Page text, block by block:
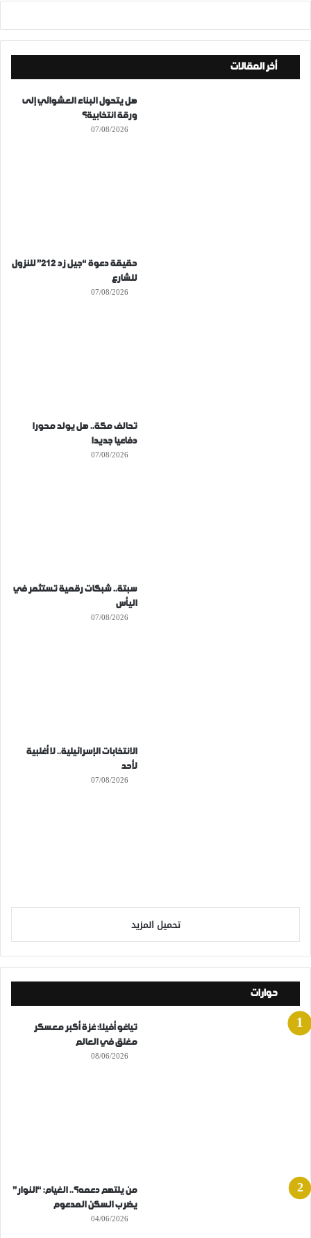
أخر المقالات
هل يتحول البناء العشوائي إلى
ورقة انتخابية؟
07/08/2026
حقيقة دعوة “جيل زد 212” للنزول
للشارع
07/08/2026
تحالف مكة.. هل يولد محورا
دفاعيا جديدا
07/08/2026
سبتة.. شبكات رقمية تستثمر في
اليأس
07/08/2026
الانتخابات الإسرائيلية.. لا أغلبية
لأحد
07/08/2026
تحميل المزيد
حوارات
تياغو أفيلا: غزة أكبر معسكر
مغلق في العالم
08/06/2026
من يلتهم دعمه؟.. الغيام: “النوار”
يضرب السكن المدعوم
04/06/2026